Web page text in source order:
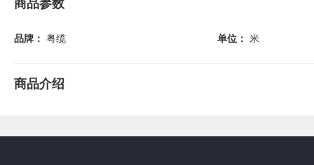
商品参数
品牌： 粤缆 单位： 米
商品介绍